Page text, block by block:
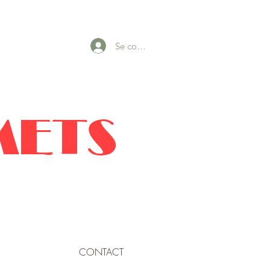
Se connecter
CONTACT